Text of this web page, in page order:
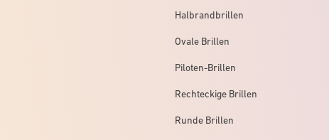
Halbrandbrillen
Ovale Brillen
Piloten-Brillen
Rechteckige Brillen
Runde Brillen